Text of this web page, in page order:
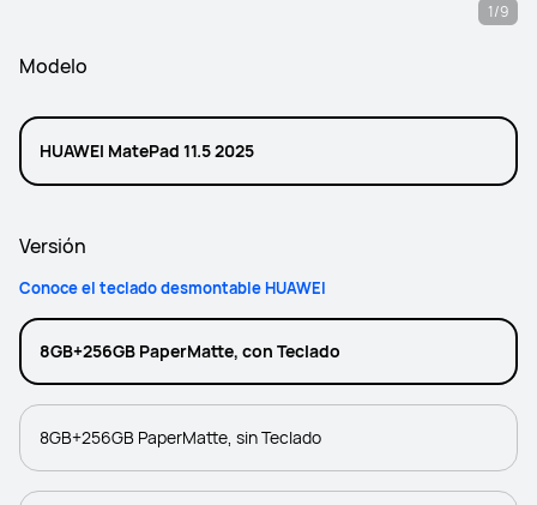
1/9
Modelo
HUAWEI MatePad 11.5 2025
Versión
Conoce el teclado desmontable HUAWEI
8GB+256GB PaperMatte, con Teclado
8GB+256GB PaperMatte, sin Teclado